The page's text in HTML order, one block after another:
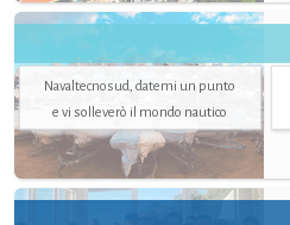
Navaltecnosud, datemi un punto
e vi solleverò il mondo nautico